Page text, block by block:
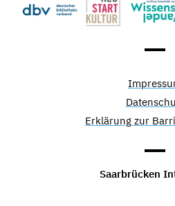
Erklärung zur
Saarbrücken